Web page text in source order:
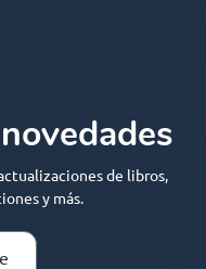
de libros,
y más.